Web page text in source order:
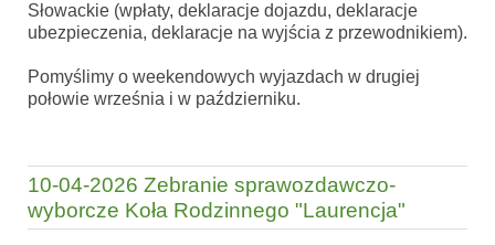
Słowackie (wpłaty, deklaracje dojazdu, deklaracje
ubezpieczenia, deklaracje na wyjścia z przewodnikiem).
Pomyślimy o weekendowych wyjazdach w drugiej
połowie września i w październiku.
10-04-2026 Zebranie sprawozdawczo-
wyborcze Koła Rodzinnego "Laurencja"